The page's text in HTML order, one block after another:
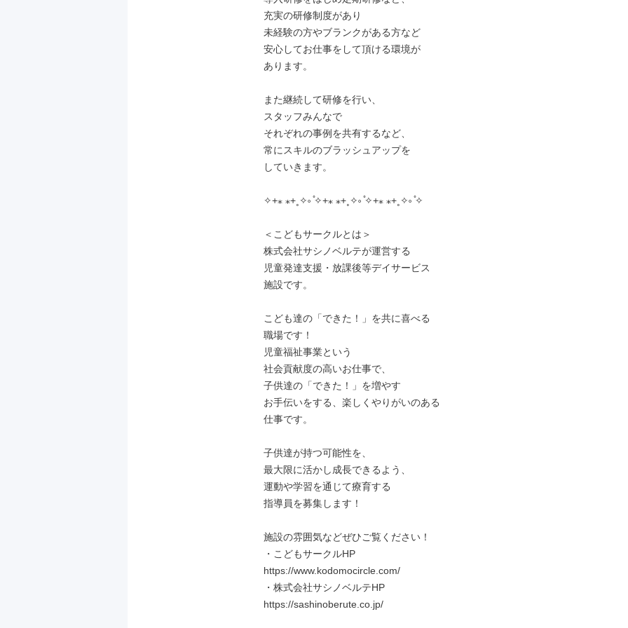
充実の研修制度があり
未経験の方やブランクがある方など
安心してお仕事をして頂ける環境が
あります。
また継続して研修を行い、
スタッフみんなで
それぞれの事例を共有するなど、
常にスキルのブラッシュアップを
していきます。
✧+⁎ ⁎+˳✧༚ ̊✧+⁎ ⁎+˳✧༚ ̊✧+⁎ ⁎+˳✧༚ ̊✧
＜こどもサークルとは＞
株式会社サシノベルテが運営する
児童発達支援・放課後等デイサービス
施設です。
こども達の「できた！」を共に喜べる
職場です！
児童福祉事業という
社会貢献度の高いお仕事で、
子供達の「できた！」を増やす
お手伝いをする、楽しくやりがいのある
仕事です。
子供達が持つ可能性を、
最大限に活かし成長できるよう、
運動や学習を通じて療育する
指導員を募集します！
施設の雰囲気などぜひご覧ください！
・こどもサークルHP
https://www.kodomocircle.com/
・株式会社サシノベルテHP
https://sashinoberute.co.jp/